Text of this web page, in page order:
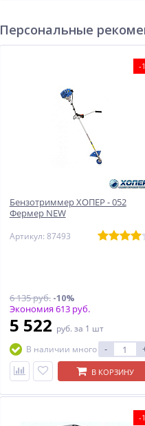
Персональные
-
Бензотриммер ХОПЕР - 052
Фермер NEW
Артикул: 87493
6 135 руб.-10%
Экономия 613 руб.
5 522 руб. за 1 шт
В наличии много
-
В КОРЗИНУ
-